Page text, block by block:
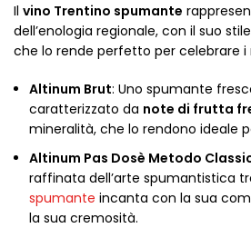
Il vino Trentino spumante
dell’enologia regionale, con il suo
che lo rende perfetto per celebrare
Altinum Brut: Uno spumante
caratterizzato da note di frutta
mineralità, che lo rendono ideale
Altinum Pas Dosè Metodo
raffinata dell’arte spumantistica
spumante incanta con la sua
la sua cremosità.